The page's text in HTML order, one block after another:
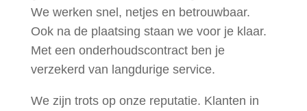
We werken snel, netjes en betrouwbaar.
Ook na de plaatsing staan we voor je klaar.
Met een onderhoudscontract ben je
verzekerd van langdurige service.
We zijn trots op onze reputatie. Klanten in